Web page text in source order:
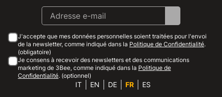
J'accepte que mes données personnelles soient traitées pour l'envoi
de la newsletter, comme indiqué dans la Politique de Confidentialité.
(obligatoire)
Je consens à recevoir des newsletters et des communications
marketing de 3Bee, comme indiqué dans la Politique de
Confidentialité. (optionnel)
IT EN DE FR ES